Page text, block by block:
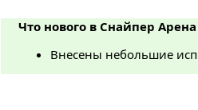
Что нового в Снайпер Арена
Внесены небольшие